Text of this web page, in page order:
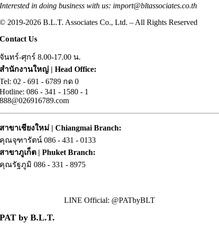
Interested in doing business with us: import@bltassociates.co.th
© 2019-2026 B.L.T. Associates Co., Ltd. – All Rights Reserved
Contact Us
จันทร์-ศุกร์ 8.00-17.00 น.
สำนักงานใหญ่ | Head Office:
Tel: 02.- 691 - 6789 กด 0
Hotline: 086.- 341 -.1580 -.1
888@026916789.com
สาขาเชียงใหม่ | Chiangmai Branch:
คุณจุฑารัตน์ 086.- 431 - 0133
สาขาภูเก็ต | Phuket Branch:
คุณรัฐภูมิ 086.- 331 - 8975
LINE Official: @PATbyBLT
PAT by B.L.T.